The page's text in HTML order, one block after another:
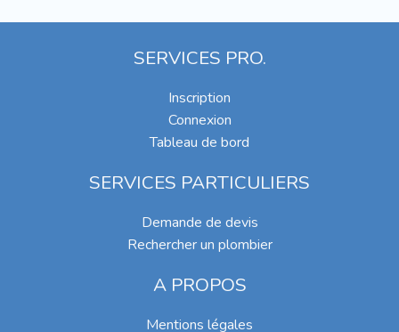
SERVICES PRO.
Inscription
Connexion
Tableau de bord
SERVICES PARTICULIERS
Demande de devis
Rechercher un plombier
A PROPOS
Mentions légales